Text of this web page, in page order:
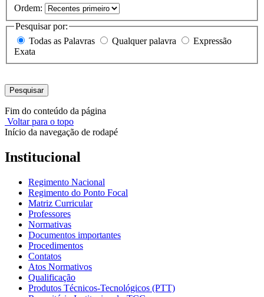
Ordem:
Pesquisar por:
Todas as Palavras
Qualquer palavra
Exata
Pesquisar
Fim do conteúdo da página
Voltar para o topo
Início da navegação de rodapé
Institucional
Regimento Nacional
Regimento do Ponto Focal
Matriz Curricular
Professores
Normativas
Documentos importantes
Procedimentos
Contatos
Atos Normativos
Qualificação
Produtos Técnicos-Tecnológicos (PTT)